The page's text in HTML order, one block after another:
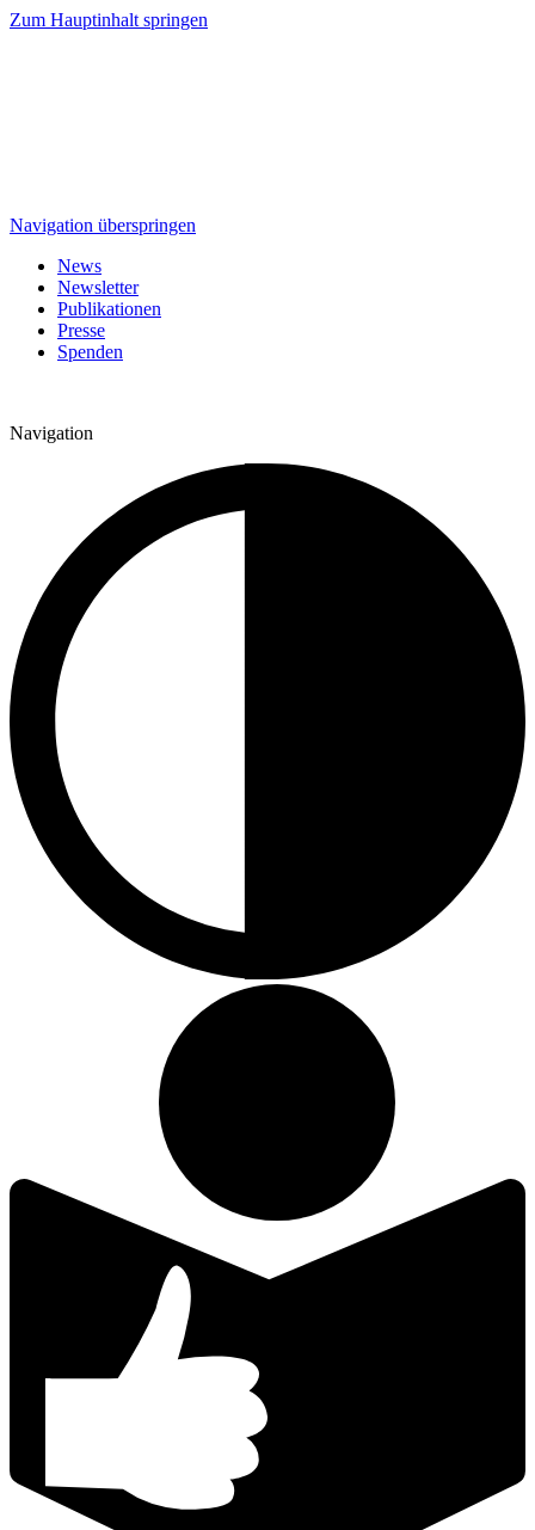
Zum Hauptinhalt springen
Navigation überspringen
News
Newsletter
Publikationen
Presse
Spenden
Navigation